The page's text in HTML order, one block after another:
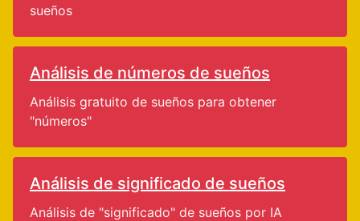
sueños
Análisis de números de sueños
Análisis gratuito de sueños para obtener
"números"
Análisis de significado de sueños
Análisis de "significado" de sueños por IA